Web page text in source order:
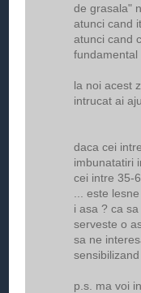
de grasala"
atunci cand
atunci cand
la noi acest
intrucat ai
daca cei
imbunatatiri
cei intre 35-
... este
i asa ? ca
serveste o
sa ne
p.s. ma voi